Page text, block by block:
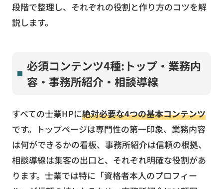
段階で整理し、それぞれの役割と作り方のコツを解
説します。
必須コンテンツ4種:トップ・業務内
容・事務所紹介・相談導線
すべての士業HPに絶対必要な4つの基本コンテンツ
です。トップページは専門性の第一印象、業務内容
は何ができるかの看板、事務所紹介は信頼の根拠、
相談導線は集客の出口と、それぞれ明確な役割があ
ります。士業では特に「資格者本人のプロフィー